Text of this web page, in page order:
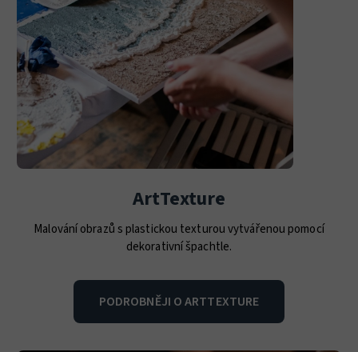
ArtTexture
Malování obrazů s plastickou texturou vytvářenou pomocí
dekorativní špachtle.
PODROBNĚJI O ARTTEXTURE